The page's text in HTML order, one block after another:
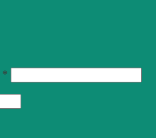
*